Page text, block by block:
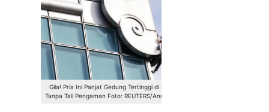
Gila! Pria Ini Panjat Gedung Tertinggi di Dunia
Tanpa Tali Pengaman Foto: REUTERS/Ann Wang